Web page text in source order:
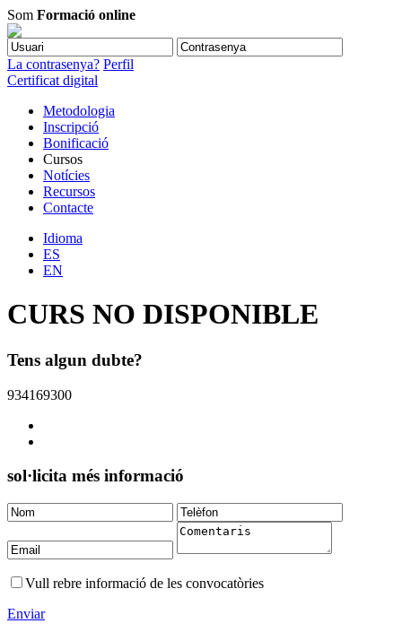
Som Formació online
La contrasenya? Perfil
Certificat digital
Metodologia
Inscripció
Bonificació
Cursos
Notícies
Recursos
Contacte
Idioma
ES
EN
CURS NO DISPONIBLE
Tens algun dubte?
934169300
sol·licita més informació
Vull rebre informació de les convocatòries
Enviar